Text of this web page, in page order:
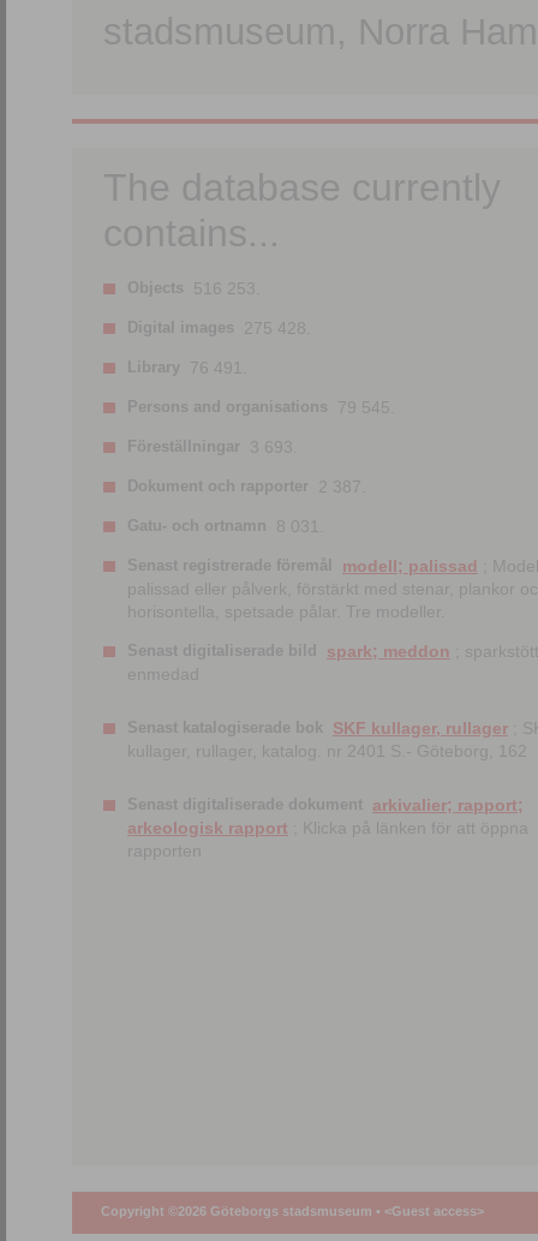
stadsmuseum, Norra
The database currently
contains...
Objects 516 253.
Digital images 275 428.
Library 76 491.
Persons and organisations 79 545.
Föreställningar 3 693.
Dokument och rapporter 2 387.
Gatu- och ortnamn 8 031.
Senast registrerade föremål modell; palissad
;
palissad eller pålverk, förstärkt med stenar, plankor
horisontella, spetsade pålar. Tre modeller.
Senast digitaliserade bild spark; meddon ;
enmedad
Senast katalogiserade bok SKF kullager, rullager ;
kullager, rullager, katalog. nr 2401 S.- Göteborg, 162
Senast digitaliserade dokument arkivalier; rapport;
arkeologisk rapport ; Klicka på länken för att öppna
rapporten
Copyright ©2026 Göteborgs stadsmuseum • <Guest access>